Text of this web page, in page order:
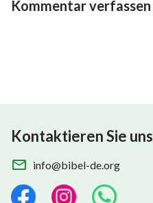
Kommentar verfassen
Kontaktieren Sie uns
info@bibel-de.org